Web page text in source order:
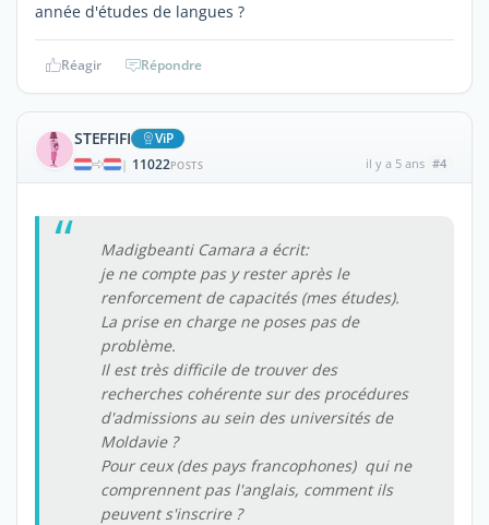
année d'études de langues ?
Réagir Répondre
STEFFIFI ViP
| 11022POSTS il y a 5 ans #4
Madigbeanti Camara a écrit:
je ne compte pas y rester après le
renforcement de capacités (mes études).
La prise en charge ne poses pas de
problème.
Il est très difficile de trouver des
recherches cohérente sur des procédures
d'admissions au sein des universités de
Moldavie ?
Pour ceux (des pays francophones) qui ne
comprennent pas l'anglais, comment ils
peuvent s'inscrire ?